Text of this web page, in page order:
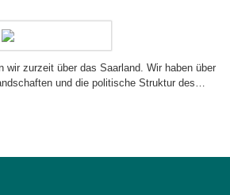
wir zurzeit über das Saarland. Wir haben über
und die politische Struktur des…